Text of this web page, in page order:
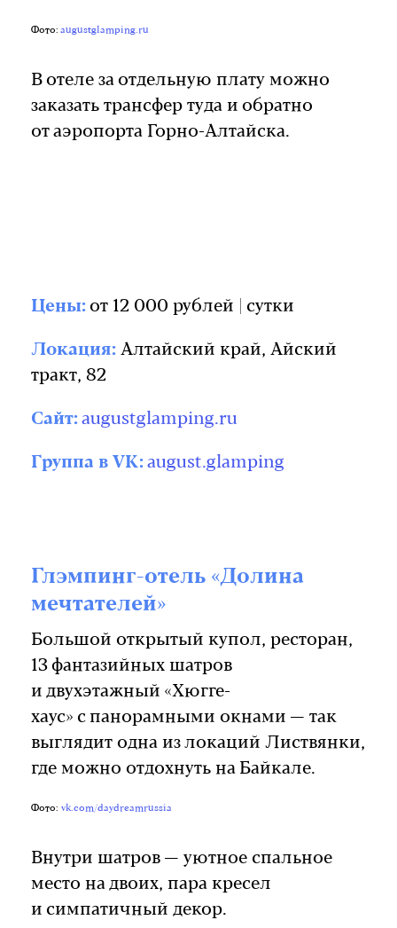
Фото: augustglamping.ru
В отеле за отдельную плату можно
заказать трансфер туда и обратно
от аэропорта Горно-Алтайска.
Цены: от 12 000 рублей | сутки
Локация: Алтайский край, Айский
тракт, 82
Сайт: augustglamping.ru
Группа в VK: august.glamping
Глэмпинг-отель «Долина
мечтателей»
Большой открытый купол, ресторан,
13 фантазийных шатров
и двухэтажный «Хюгге-
хаус» с панорамными окнами — так
выглядит одна из локаций Листвянки,
где можно отдохнуть на Байкале.
Фото: vk.com/daydreamrussia
Внутри шатров — уютное спальное
место на двоих, пара кресел
и симпатичный декор.